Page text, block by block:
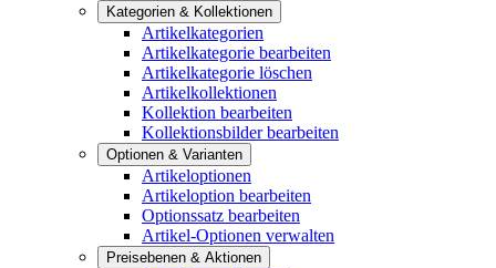
Kategorien & Kollektionen
Artikelkategorien
Artikelkategorie bearbeiten
Artikelkategorie löschen
Artikelkollektionen
Kollektion bearbeiten
Kollektionsbilder bearbeiten
Optionen & Varianten
Artikeloptionen
Artikeloption bearbeiten
Optionssatz bearbeiten
Artikel-Optionen verwalten
Preisebenen & Aktionen